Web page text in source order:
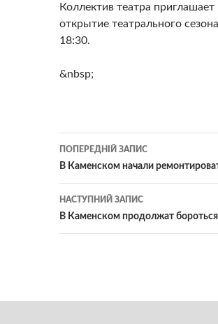
Коллектив театра
открытие театрального
18:30.
&nbsp;
Навігація
по
записам
ПОПЕРЕДНІЙ ЗАПИС
В Каменском начали
НАСТУПНИЙ ЗАПИС
В Каменском продолжат